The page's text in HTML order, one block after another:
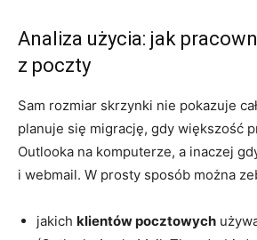
Analiza użycia: jak
z poczty
Sam rozmiar skrzynki nie pokazuje
planuje się migrację, gdy większość
Outlooka na komputerze, a inaczej
i webmail. W prosty sposób można
jakich klientów pocztowych